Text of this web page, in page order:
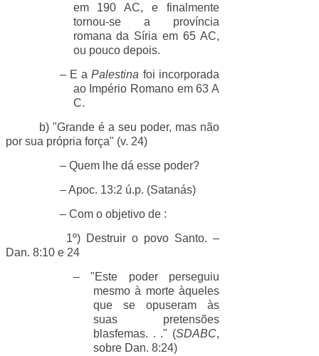
em 190 AC, e finalmente
tornou-se a província
romana da Síria em 65 AC,
ou pouco depois.
– E aPalestina foi incorporada
ao Império Romano em 63 A
C.
b) "Grande é a seu poder, mas não
por sua própria força" (v. 24)
– Quem lhe dá esse poder?
– Apoc. 13:2 ú.p. (Satanás)
– Com o objetivo de :
1º) Destruir o povo Santo. –
Dan. 8:10 e 24
– "Este poder perseguiu
mesmo à morte àqueles
que se opuseram às
suas pretensões
blasfemas. . ." (SDABC,
sobre Dan. 8:24)